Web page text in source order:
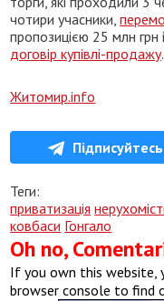
чотири учасники,
пропозицією 25 млн
договір купівлі-продажу.
Житомир.info
Теги:
приватизація
ковбаси Гонгало
Oh no,
If you own this
browser console to find